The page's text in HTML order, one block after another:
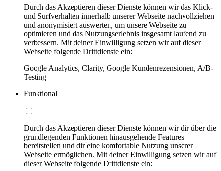
Durch das Akzeptieren dieser Dienste können wir das Klick-
und Surfverhalten innerhalb unserer Webseite nachvollziehen
und anonymisiert auswerten, um unsere Webseite zu
optimieren und das Nutzungserlebnis insgesamt laufend zu
verbessern. Mit deiner Einwilligung setzen wir auf dieser
Webseite folgende Drittdienste ein:
Google Analytics, Clarity, Google Kundenrezensionen, A/B-
Testing
Funktional
Durch das Akzeptieren dieser Dienste können wir dir über die
grundlegenden Funktionen hinausgehende Features
bereitstellen und dir eine komfortable Nutzung unserer
Webseite ermöglichen. Mit deiner Einwilligung setzen wir auf
dieser Webseite folgende Drittdienste ein: